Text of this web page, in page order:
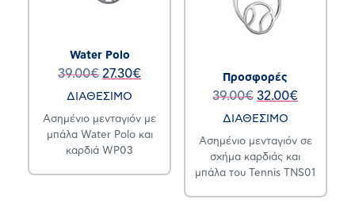
Water Polo
39.00€ 27.30€
ΔΙΑΘΕΣΙΜΟ
Ασημένιο μενταγιόν με
μπάλα Water Polo και
καρδιά WP03
Προσφορές
39.00€ 32.00€
ΔΙΑΘΕΣΙΜΟ
Ασημένιο μενταγιόν σε
σχήμα καρδιάς και
μπάλα του Tennis TNS01